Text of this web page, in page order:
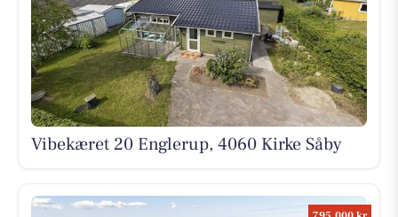
Vibekæret 20 Englerup, 4060 Kirke Såby